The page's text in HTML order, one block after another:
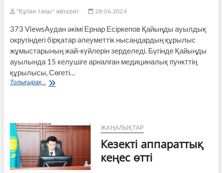
"Құлан таңы" ақпарат. 28.06.2024
373 ViewsАудан әкімі Ернар Есіркепов Қайыңды ауылдық
округіндегі бірқатар әлеуметтік нысандардың құрылыс
жұмыстарының жай-күйлерін зерделеді. Бүгінде Қайыңды
ауылында 15 келушіге арналған медициналық пункттің
құрылысы, Сөгеті…
Толығырақ...
Аудан
жүргізді
ЖАҢАЛЫҚТАР
Кезекті аппараттық
кеңес өтті